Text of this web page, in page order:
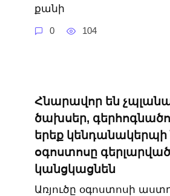
քանի
0 104
Հնարավոր են
ծախսեր,
երեք կենդանակերպի
օգոստոսը գերլարված
կանցկացնեն
Առյուծը օգոստոսի